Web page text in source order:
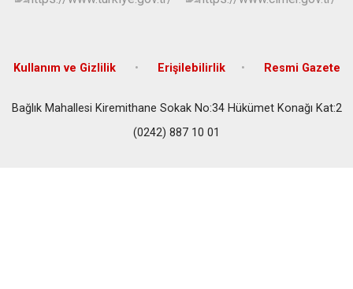
Kullanım ve Gizlilik Erişilebilirlik Resmi Gazete
Bağlık Mahallesi Kiremithane Sokak No:34 Hükümet Konağı Kat:2
(0242) 887 10 01